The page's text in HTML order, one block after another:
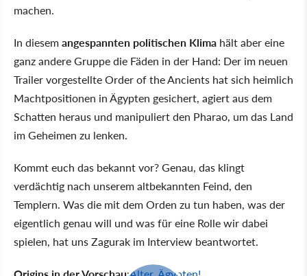
machen.
In diesemangespannten politischen Klima hält aber eine
ganz andere Gruppe die Fäden in der Hand: Der im neuen
Trailer vorgestellte Order of the Ancients hat sich heimlich
Machtpositionen in Ägypten gesichert, agiert aus dem
Schatten heraus und manipuliert den Pharao, um das Land
im Geheimen zu lenken.
Kommt euch das bekannt vor? Genau, das klingt
verdächtig nach unserem altbekannten Feind, den
Templern. Was die mit dem Orden zu tun haben, was der
eigentlich genau will und was für eine Rolle wir dabei
spielen, hat uns Zagurak im Interview beantwortet.